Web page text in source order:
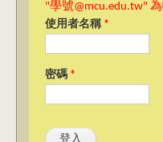
"學號@mcu.edu.tw"
使用者名稱 *
密碼 *